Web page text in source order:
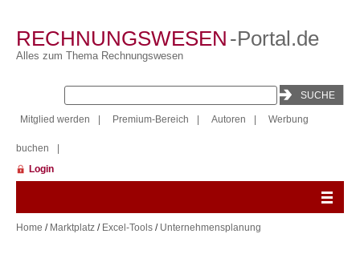
RECHNUNGSWESEN -Portal.de
Alles zum Thema Rechnungswesen
Mitglied werden Premium-Bereich Autoren Werbung
buchen
Login
Home / Marktplatz / Excel-Tools / Unternehmensplanung